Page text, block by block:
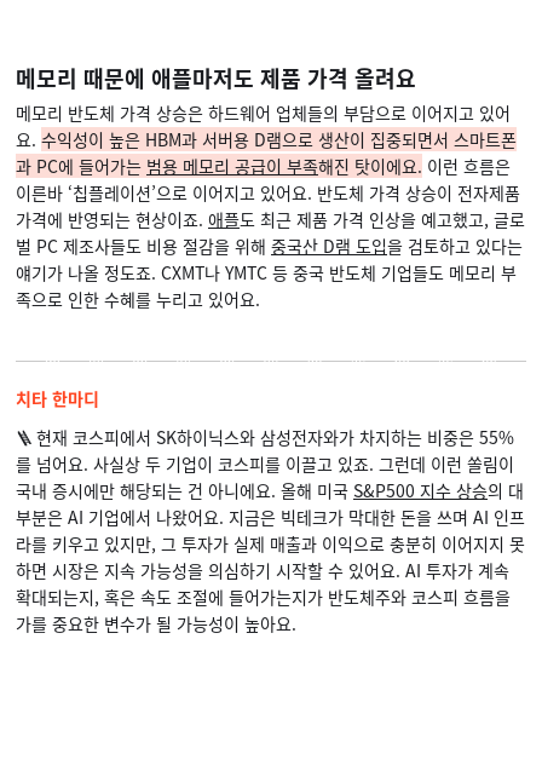
메모리 때문에 애플마저도 제품 가격 올려요
메모리 반도체 가격 상승은 하드웨어 업체들의 부담으로 이어지고 있어
요. 수익성이 높은 HBM과 서버용 D램으로 생산이 집중되면서 스마트폰
과 PC에 들어가는 범용 메모리 공급이 부족해진 탓이에요. 이런 흐름은
이른바 ‘칩플레이션’으로 이어지고 있어요. 반도체 가격 상승이 전자제품
가격에 반영되는 현상이죠. 애플도 최근 제품 가격 인상을 예고했고, 글로
벌 PC 제조사들도 비용 절감을 위해 중국산 D램 도입을 검토하고 있다는
얘기가 나올 정도죠. CXMT나 YMTC 등 중국 반도체 기업들도 메모리 부
족으로 인한 수혜를 누리고 있어요.
치타 한마디
🪜 현재 코스피에서 SK하이닉스와 삼성전자와가 차지하는 비중은 55%
를 넘어요. 사실상 두 기업이 코스피를 이끌고 있죠. 그런데 이런 쏠림이
국내 증시에만 해당되는 건 아니에요. 올해 미국 S&P500 지수 상승의 대
부분은 AI 기업에서 나왔어요. 지금은 빅테크가 막대한 돈을 쓰며 AI 인프
라를 키우고 있지만, 그 투자가 실제 매출과 이익으로 충분히 이어지지 못
하면 시장은 지속 가능성을 의심하기 시작할 수 있어요. AI 투자가 계속
확대되는지, 혹은 속도 조절에 들어가는지가 반도체주와 코스피 흐름을
가를 중요한 변수가 될 가능성이 높아요.